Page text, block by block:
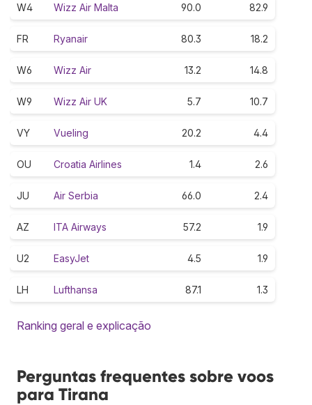
W4 Wizz Air Malta 90.0 82.9
FR Ryanair 80.3 18.2
W6 Wizz Air 13.2 14.8
W9 Wizz Air UK 5.7 10.7
VY Vueling 20.2 4.4
OU Croatia Airlines 1.4 2.6
JU Air Serbia 66.0 2.4
AZ ITA Airways 57.2 1.9
U2 EasyJet 4.5 1.9
LH Lufthansa 87.1 1.3
Ranking geral e explicação
Perguntas frequentes sobre voos
para Tirana